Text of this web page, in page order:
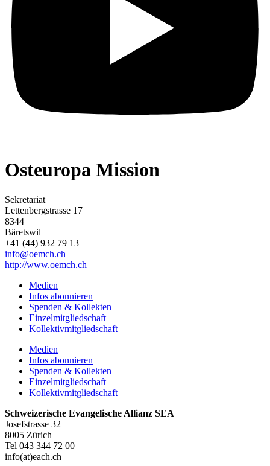
Osteuropa Mission
Sekretariat
Lettenbergstrasse 17
8344
Bäretswil
+41 (44) 932 79 13
info@oemch.ch
http://www.oemch.ch
Medien
Infos abonnieren
Spenden & Kollekten
Einzelmitgliedschaft
Kollektivmitgliedschaft
Medien
Infos abonnieren
Spenden & Kollekten
Einzelmitgliedschaft
Kollektivmitgliedschaft
Schweizerische Evangelische Allianz SEA
Josefstrasse 32
8005 Zürich
Tel 043 344 72 00
info(at)each.ch